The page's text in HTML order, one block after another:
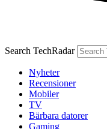
Search TechRadar
Nyheter
Recensioner
Mobiler
TV
Bärbara datorer
Gaming